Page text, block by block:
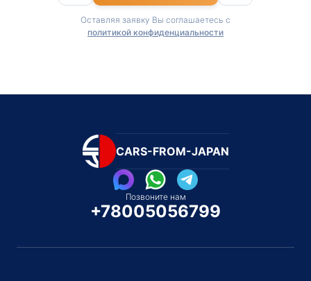
Оставляя заявку Вы соглашаетесь с
политикой конфиденциальности
CARS-FROM-JAPAN
Позвоните нам
+78005056799